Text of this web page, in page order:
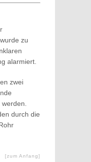
zu
alarmiert.
zwei
durch die
[zum Anfang]